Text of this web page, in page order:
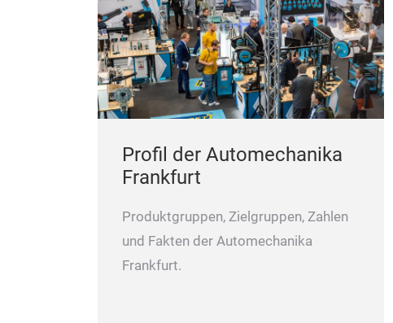
Profil der Automechanika
Frankfurt
Produktgruppen, Zielgruppen, Zahlen
und Fakten der Automechanika
Frankfurt.